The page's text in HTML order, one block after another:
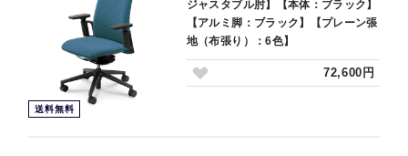
送料無料
ジャスタブル肘】【本体：ブラック】
【アルミ脚：ブラック】【プレーン張
地（布張り）：6色】
72,600円